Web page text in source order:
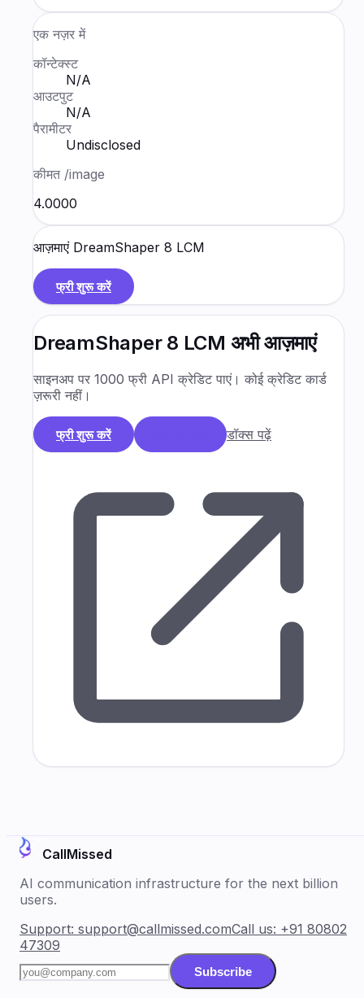
एक नज़र में
कॉन्टेक्स्ट
N/A
आउटपुट
N/A
पैरामीटर
Undisclosed
कीमत /image
₹4.0000
आज़माएं DreamShaper 8 LCM
फ्री शुरू करें
DreamShaper 8 LCM अभी आज़माएं
साइनअप पर 1000 फ्री API क्रेडिट पाएं। कोई क्रेडिट कार्ड
ज़रूरी नहीं।
फ्री शुरू करें डॉक्स पढ़ें
CallMissed
AI communication infrastructure for the next billion
users.
Support: support@callmissed.comCall us: +91 80802
47309
Subscribe